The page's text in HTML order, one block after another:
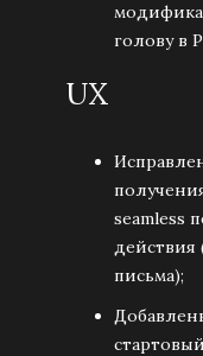
голову в
UX
seamless
действия
письма);